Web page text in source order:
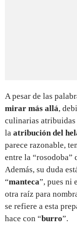
A pesar de las
mirar más allá,
culinarias atribuidas
la atribución del
parece razonable,
entre la “rosodoba”
Además, su duda
“manteca”, pues ni
otra raíz para
se refiere a esta
hace con “burro”.